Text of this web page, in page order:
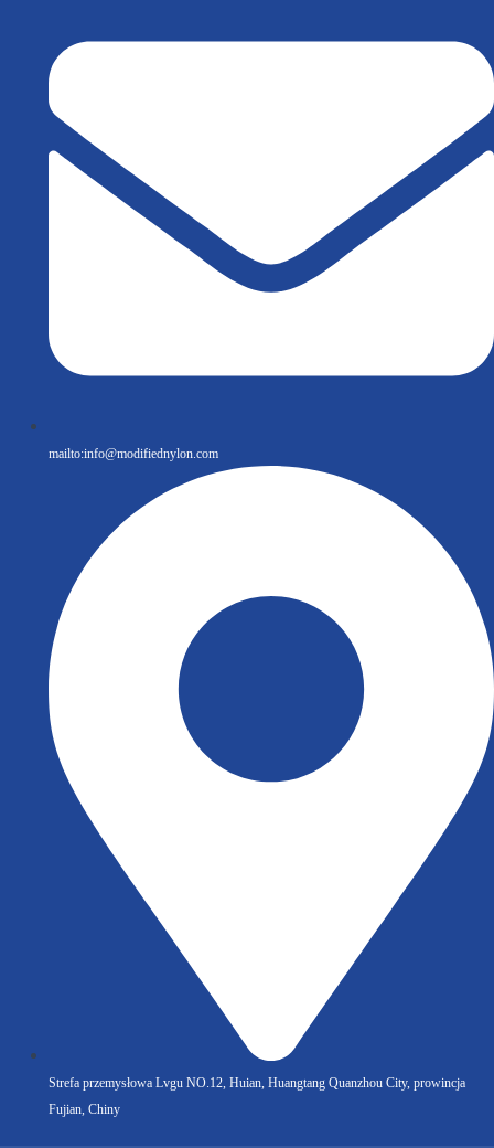
mailto:info@modifiednylon.com
Strefa przemysłowa Lvgu NO.12, Huian, Huangtang Quanzhou City, prowincja
Fujian, Chiny